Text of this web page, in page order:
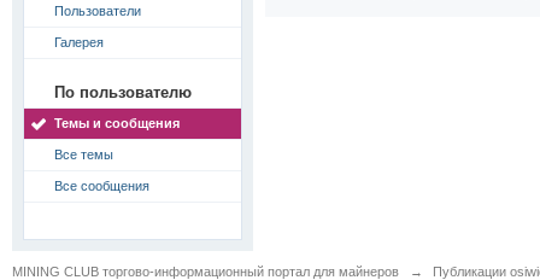
Пользователи
Галерея
По пользователю
Темы и сообщения
Все темы
Все сообщения
MINING CLUB торгово-информационный портал для майнеров → Публикации